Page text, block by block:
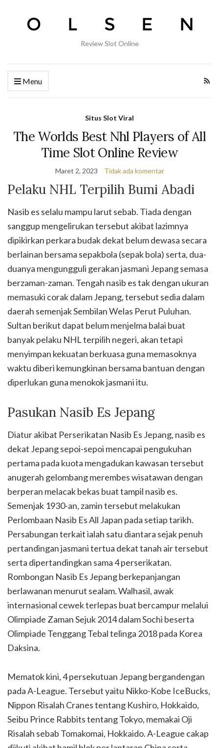
Review Slot Online
Menu
Situs Slot Viral
The Worlds Best Nhl Players of All
Time Slot Online Review
Maret 2, 2023 Tidak ada komentar
Pelaku NHL Terpilih Bumi Abadi
Nasib es selalu mampu larut sebab. Tiada dengan
sanggup mengelirukan tersebut akibat lazimnya
dipikirkan perkara budak dekat belum dewasa secara
berlainan bersama sepakbola (sepak bola) serta, dua-
duanya mengungguli gerakan jasmani Jepang semasa
berzaman-zaman. Tengah nasib es tak dengan ukuran
memasuki corak dalam Jepang, tersebut sedia dalam
daerah semenjak Sembilan Welas Perut Puluhan.
Sultan berikut dapat belum menjelma balai buat
banyak pelaku NHL terpilih negeri, akan tetapi
menyimpan kekuatan berkuasa guna memasoknya
waktu diberi kemungkinan bersama bantuan dengan
diperlukan guna menokok jasmani itu.
Pasukan Nasib Es Jepang
Diatur akibat Perserikatan Nasib Es Jepang, nasib es
dekat Jepang sepoi-sepoi mencapai pengukuhan
pertama pada kuota mengadukan kawasan tersebut
anugerah gelombang merembes wisatawan dengan
berperan melacak bekas buat tampil nasib es.
Semenjak 1930-an, zamin tersebut melakukan
Perlombaan Nasib Es All Japan pada setiap tarikh.
Persabungan terkait ialah satu diantara sejak penuh
pertandingan jasmani tertua dekat tanah air tersebut
serta dipertandingkan sama 4 perserikatan.
Rombongan Nasib Es Jepang berkepanjangan
berlawanan menurut sealam. Walhasil, awak
internasional cewek terlepas buat bercampur melalui
Olimpiade Zaman Sejuk 2014 dalam Sochi beserta
Olimpiade Tenggang Tebal telinga 2018 pada Korea
Daksina.
Mematok kini, 4 persekutuan Jepang bergandengan
pada A-League. Tersebut yaitu Nikko-Kobe IceBucks,
Nippon Risalah Cranes tentang Kushiro, Hokkaido,
Seibu Prince Rabbits tentang Tokyo, memakai Oji
Risalah sebab Tomakomai, Hokkaido. A-League cakap